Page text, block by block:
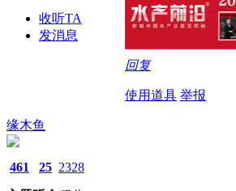
收听TA
发消息
回复
使用道具 举报
缘木鱼
461 25 2328